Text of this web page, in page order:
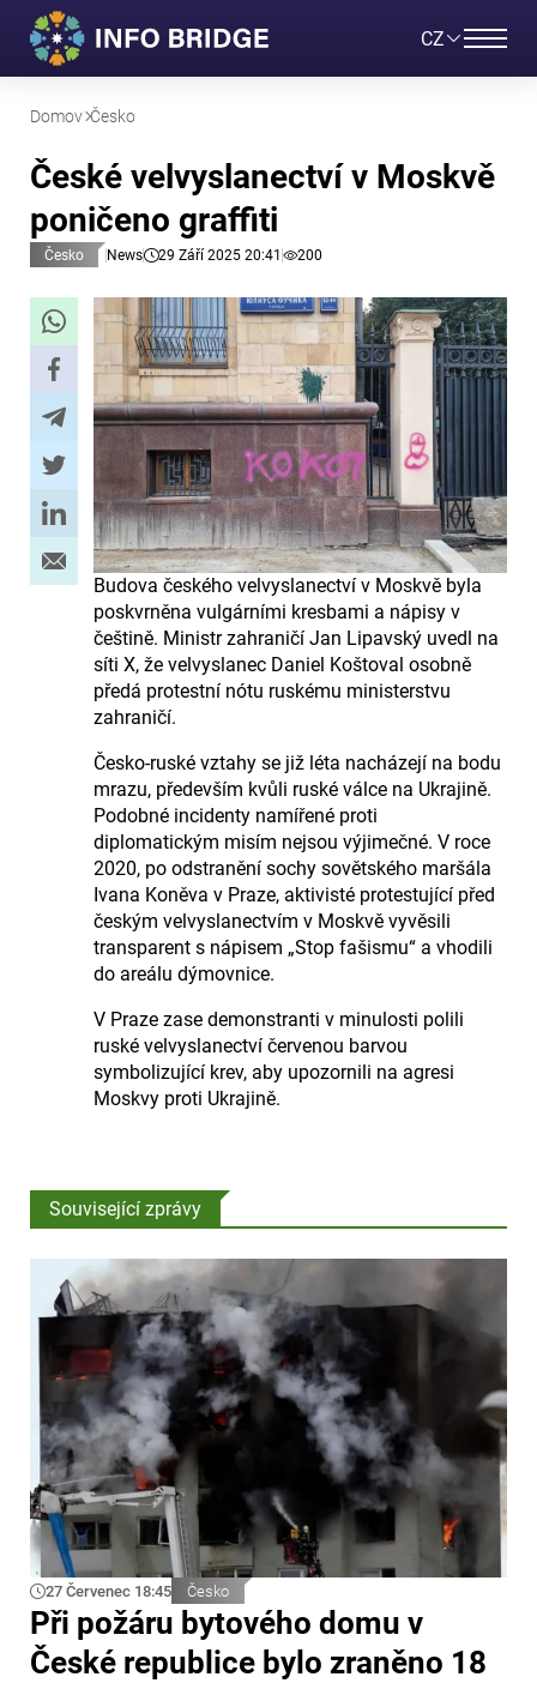
CZ
Domov Česko
České velvyslanectví v Moskvě
poničeno graffiti
Česko News 29 Září 2025 20:41 200
Budova českého velvyslanectví v Moskvě byla
poskvrněna vulgárními kresbami a nápisy v
češtině. Ministr zahraničí Jan Lipavský uvedl na
síti X, že velvyslanec Daniel Koštoval osobně
předá protestní nótu ruskému ministerstvu
zahraničí.
Česko-ruské vztahy se již léta nacházejí na bodu
mrazu, především kvůli ruské válce na Ukrajině.
Podobné incidenty namířené proti
diplomatickým misím nejsou výjimečné. V roce
2020, po odstranění sochy sovětského maršála
Ivana Koněva v Praze, aktivisté protestující před
českým velvyslanectvím v Moskvě vyvěsili
transparent s nápisem „Stop fašismu“ a vhodili
do areálu dýmovnice.
V Praze zase demonstranti v minulosti polili
ruské velvyslanectví červenou barvou
symbolizující krev, aby upozornili na agresi
Moskvy proti Ukrajině.
Související zprávy
27 Červenec 18:45 Česko
Při požáru bytového domu v
České republice bylo zraněno 18